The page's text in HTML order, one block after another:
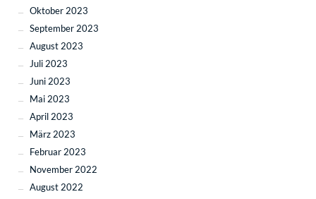
Oktober 2023
September 2023
August 2023
Juli 2023
Juni 2023
Mai 2023
April 2023
März 2023
Februar 2023
November 2022
August 2022